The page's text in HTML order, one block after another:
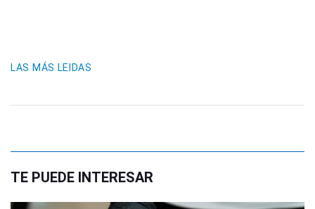
LAS MÁS LEIDAS
TE PUEDE INTERESAR